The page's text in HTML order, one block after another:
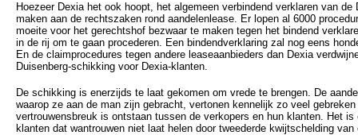
Hoezeer Dexia het ook hoopt, het algemeen verbindend verklaren van
maken aan de rechtszaken rond aandelenlease. Er lopen al 6000
moeite voor het gerechtshof bezwaar te maken tegen het bindend
in de rij om te gaan procederen. Een bindendverklaring zal nog eens
En de claimprocedures tegen andere leaseaanbieders dan Dexia
Duisenberg-schikking voor Dexia-klanten.
De schikking is enerzijds te laat gekomen om vrede te brengen. De
waarop ze aan de man zijn gebracht, vertonen kennelijk zo veel
vertrouwensbreuk is ontstaan tussen de verkopers en hun klanten. Het
klanten dat wantrouwen niet laat helen door tweederde kwijtschelding